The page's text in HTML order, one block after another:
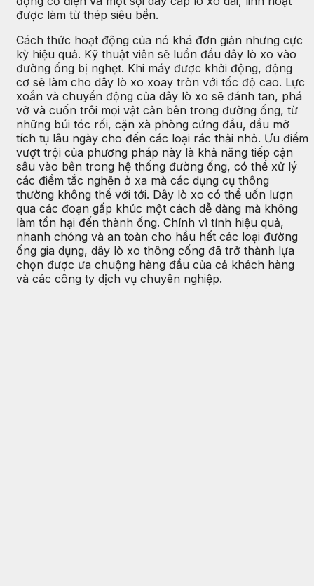
được làm từ thép siêu bền.
Cách thức hoạt động của nó khá đơn giản nhưng cực
kỳ hiệu quả. Kỹ thuật viên sẽ luồn đầu dây lò xo vào
đường ống bị nghẹt. Khi máy được khởi động, động
cơ sẽ làm cho dây lò xo xoay tròn với tốc độ cao. Lực
xoắn và chuyển động của dây lò xo sẽ đánh tan, phá
vỡ và cuốn trôi mọi vật cản bên trong đường ống, từ
những búi tóc rối, cặn xà phòng cứng đầu, dầu mỡ
tích tụ lâu ngày cho đến các loại rác thải nhỏ. Ưu điểm
vượt trội của phương pháp này là khả năng tiếp cận
sâu vào bên trong hệ thống đường ống, có thể xử lý
các điểm tắc nghẽn ở xa mà các dụng cụ thông
thường không thể với tới. Dây lò xo có thể uốn lượn
qua các đoạn gấp khúc một cách dễ dàng mà không
làm tổn hại đến thành ống. Chính vì tính hiệu quả,
nhanh chóng và an toàn cho hầu hết các loại đường
ống gia dụng, dây lò xo thông cống đã trở thành lựa
chọn được ưa chuộng hàng đầu của cả khách hàng
và các công ty dịch vụ chuyên nghiệp.